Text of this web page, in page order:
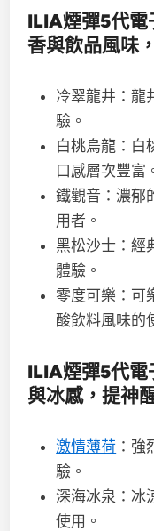
ILIA煙彈5代電
香與飲品風味
冷翠龍井：龍
驗。
白桃烏龍：白
口感層次豐富
鐵觀音：濃郁
用者。
黑松沙士：經
體驗。
零度可樂：可
酸飲料風味的
ILIA煙彈5代電
與冰感，提神
激情薄荷 ：
驗。
深海冰泉：冰
使用。